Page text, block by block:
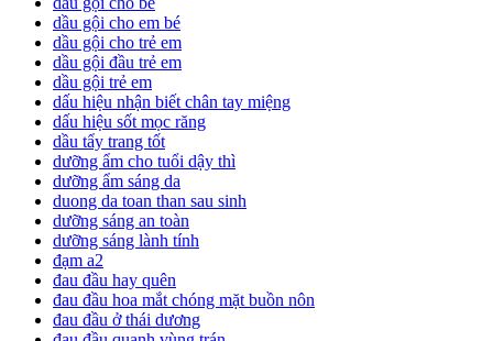
dầu gội cho em bé
dầu gội cho trẻ em
dầu gội đầu trẻ em
dầu gội trẻ em
dấu hiệu nhận biết chân tay miệng
dấu hiệu sốt mọc răng
dầu tẩy trang tốt
dưỡng ẩm cho tuổi dậy thì
dưỡng ẩm sáng da
duong da toan than sau sinh
dưỡng sáng an toàn
dưỡng sáng lành tính
đạm a2
đau đầu hay quên
đau đầu hoa mắt chóng mặt buồn nôn
đau đầu ở thái dương